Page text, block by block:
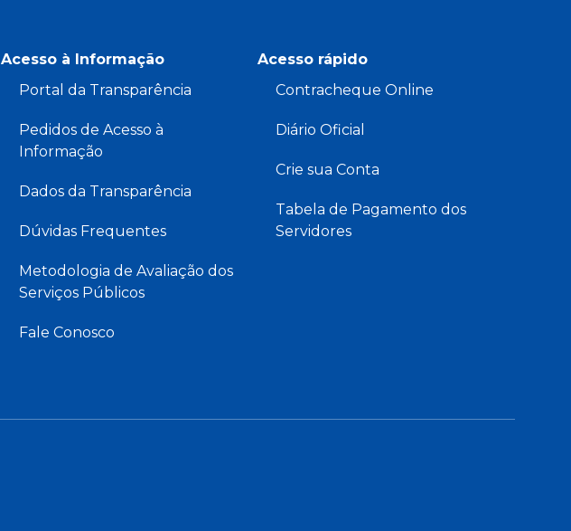
Acesso à Informação
Portal da Transparência
Pedidos de Acesso à
Informação
Dados da Transparência
Dúvidas Frequentes
Metodologia de Avaliação dos
Serviços Públicos
Fale Conosco
Acesso rápido
Contracheque Online
Diário Oficial
Crie sua Conta
Tabela de Pagamento dos
Servidores